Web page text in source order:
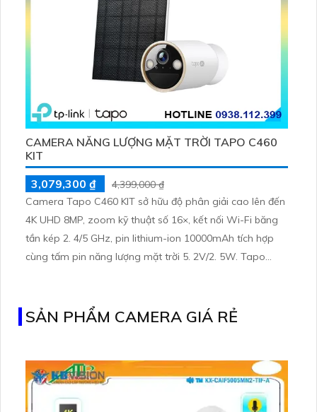
CAMERA NĂNG LƯỢNG MẶT TRỜI TAPO C460
KIT
3,079,300 ₫
4,399,000 ₫
Camera Tapo C460 KIT sở hữu độ phân giải cao lên đến
4K UHD 8MP, zoom kỹ thuật số 16×, kết nối Wi-Fi băng
tần kép 2. 4/5 GHz, pin lithium-ion 10000mAh tích hợp
cùng tấm pin năng lượng mặt trời 5. 2V/2. 5W. Tapo
SẢN PHẨM CAMERA GIÁ RẺ